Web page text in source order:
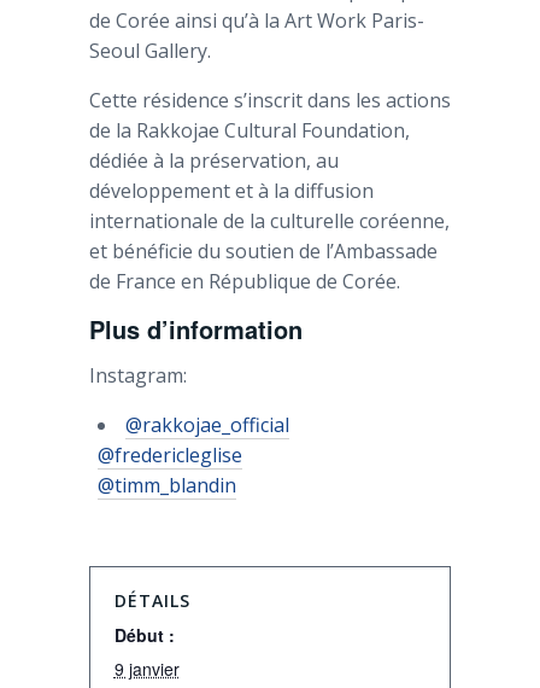
de Corée ainsi qu’à la Art Work Paris-
Seoul Gallery.
Cette résidence s’inscrit dans les actions
de la Rakkojae Cultural Foundation,
dédiée à la préservation, au
développement et à la diffusion
internationale de la culturelle coréenne,
et bénéficie du soutien de l’Ambassade
de France en République de Corée.
Plus d’information
Instagram:
@rakkojae_official
@fredericleglise
@timm_blandin
DÉTAILS
Début :
9 janvier